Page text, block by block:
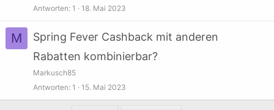
Antworten 1 18. Mai 2023
M
Spring Fever Cashback mit anderen
Rabatten kombinierbar?
Markusch85
Antworten 1 15. Mai 2023